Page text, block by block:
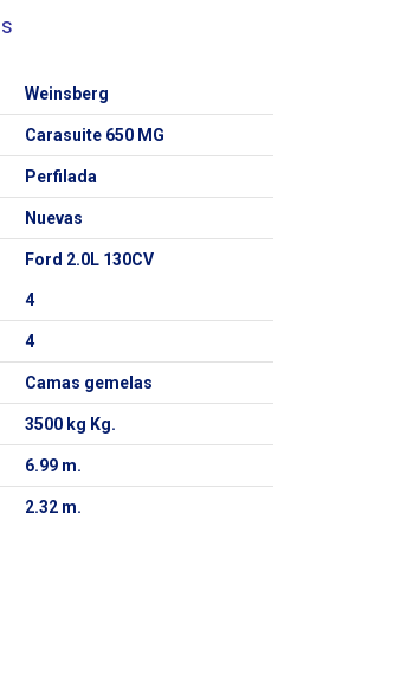
Weinsberg
Carasuite 650 MG
Perfilada
Nuevas
Ford 2.0L 130CV
4
4
Camas gemelas
3500 kg Kg.
6.99 m.
2.32 m.